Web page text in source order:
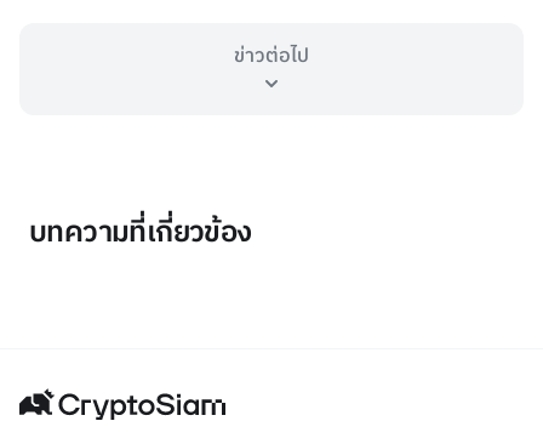
ข่าวต่อไป
บทความที่เกี่ยวข้อง